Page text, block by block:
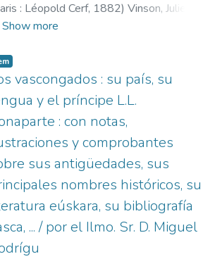
: Léopold Cerf, 1882) Vinson, Julien,
1926
Show more
vascongados : su país, su
y el príncipe L.L.
: con notas,
y comprobantes
sus antigüedades, sus
nombres históricos, su
eúskara, su bibliografía
... / por el Ilmo. Sr. D. Miguel